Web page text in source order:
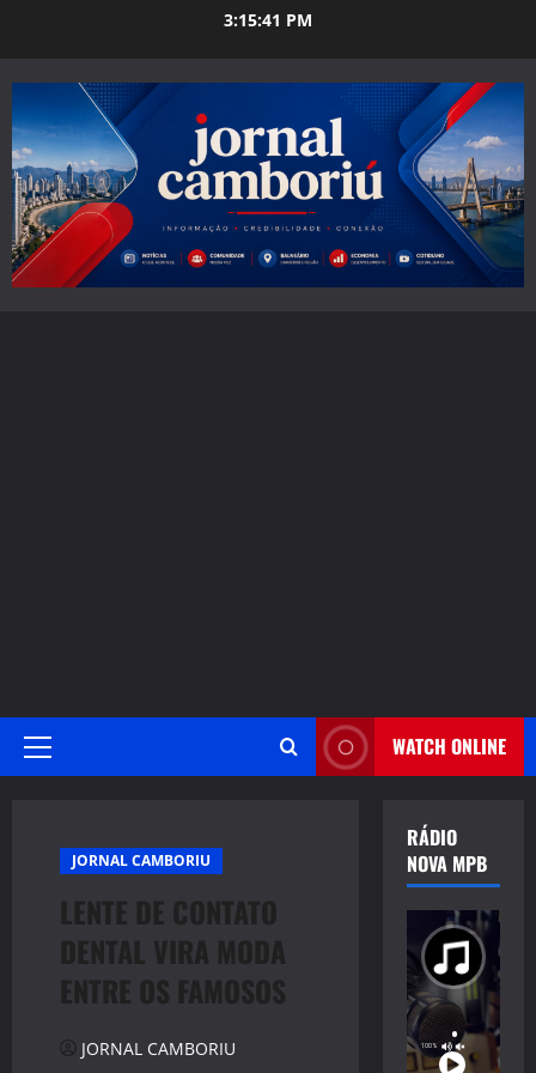
3:15:42 PM
Primary
WATCH ONLINE
JORNAL CAMBORIU
LENTE DE CONTATO
DENTAL VIRA MODA
ENTRE OS FAMOSOS
JORNAL CAMBORIU
RÁDIO
NOVA MPB